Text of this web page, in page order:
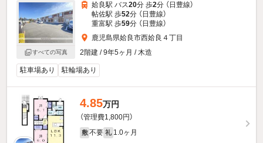
すべての写真
姶良駅 バス20分 歩2分 （日豊線）
帖佐駅 歩52分 （日豊線）
重富駅 歩59分 （日豊線）
鹿児島県姶良市西姶良４丁目
2階建 / 9年5ヶ月 / 木造
駐車場あり 駐輪場あり
4.85万円
（管理費1,800円）
敷 不要 礼 1.0ヶ月